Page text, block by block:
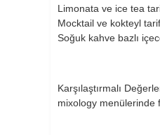
Limonata ve ice tea
Mocktail ve kokteyl
Soğuk kahve bazlı
Karşılaştırmalı
mixology menülerinde